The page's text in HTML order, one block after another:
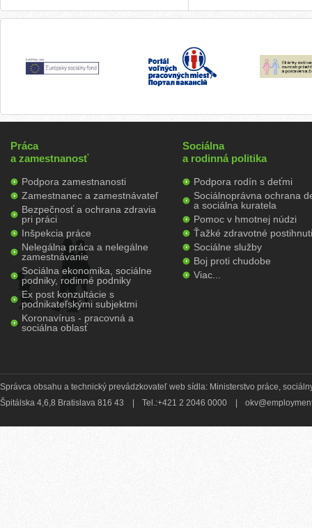
Práca
a zamestnanosť
Podpora zamestnanosti
Zamestnanec a zamestnávateľ
Bezpečnosť a ochrana zdravia
pri práci
Inšpekcia práce
Nelegálna práca a nelegálne
zamestnávanie
Sociálna ekonomika, sociálne
podniky, rodinné podniky
Ex post konzultácie s
podnikateľskými subjektmi
Koronavírus - pracovná a
sociálna oblasť
Sociálna
a rodinná politika
Podpora rodín s deťmi
Sociálnoprávna ochrana
a sociálna kuratela
Pomoc v hmotnej núdzi
Ťažké zdravotné
Sociálne služby
Boj proti chudobe
Viac...
Správca obsahu a technický prevádzkovateľ web sídla: Ministerstvo práce,
Špitálska 4,6,8 Bratislava 816 43
Tel.:+421 2 2046 0000